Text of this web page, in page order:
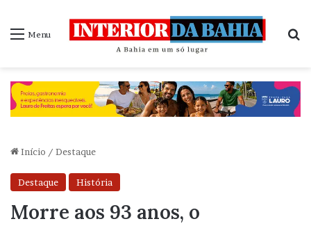
Menu
Início / Destaque
Destaque História
Morre aos 93 anos, o